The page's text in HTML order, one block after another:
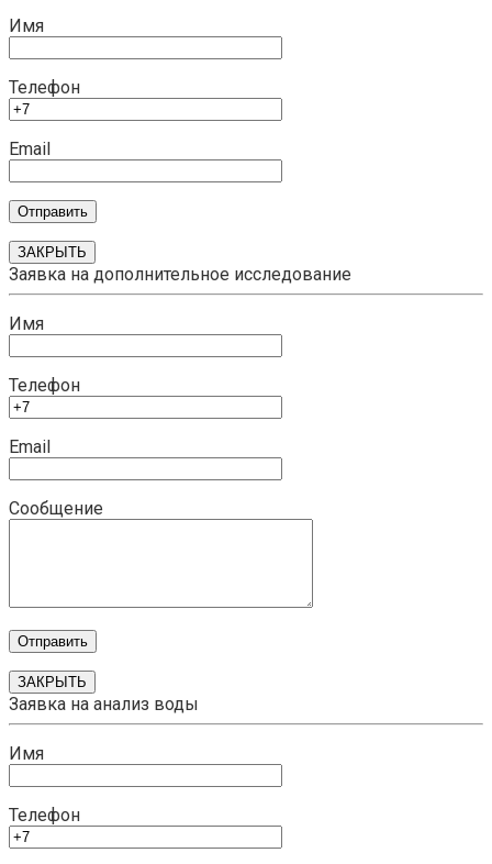
Имя
Телефон
Email
ЗАКРЫТЬ
Заявка на дополнительное исследование
Имя
Телефон
Email
Сообщение
ЗАКРЫТЬ
Заявка на анализ воды
Имя
Телефон